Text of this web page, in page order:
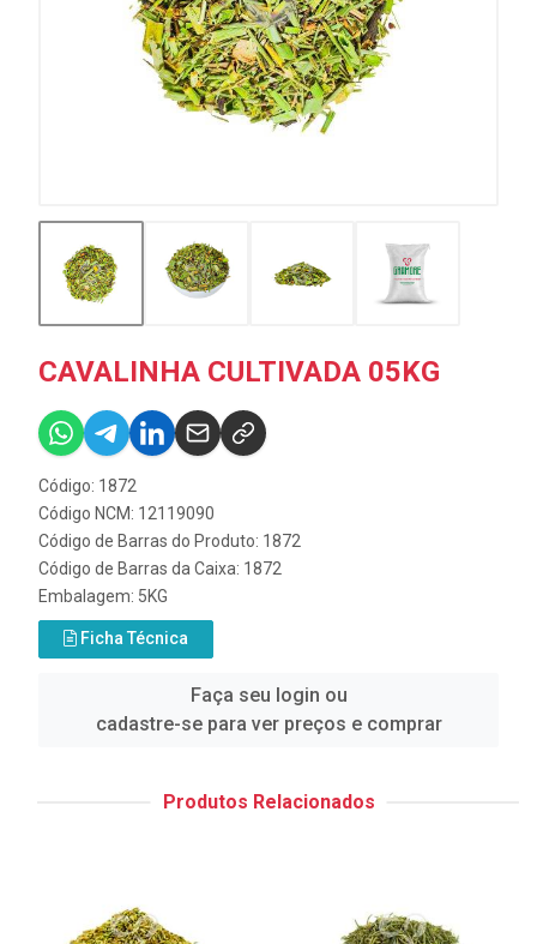
CAVALINHA CULTIVADA 05KG
Código: 1872
Código NCM: 12119090
Código de Barras do Produto: 1872
Código de Barras da Caixa: 1872
Embalagem: 5KG
Ficha Técnica
Faça seu login ou
cadastre-se para ver preços e comprar
Produtos Relacionados